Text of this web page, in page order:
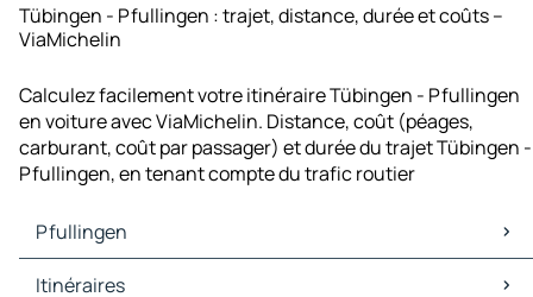
Tübingen - Pfullingen : trajet, distance, durée et coûts –
ViaMichelin
Calculez facilement votre itinéraire Tübingen - Pfullingen
en voiture avec ViaMichelin. Distance, coût (péages,
carburant, coût par passager) et durée du trajet Tübingen -
Pfullingen, en tenant compte du trafic routier
Pfullingen
Pfullingen Cartes et plans
Itinéraires